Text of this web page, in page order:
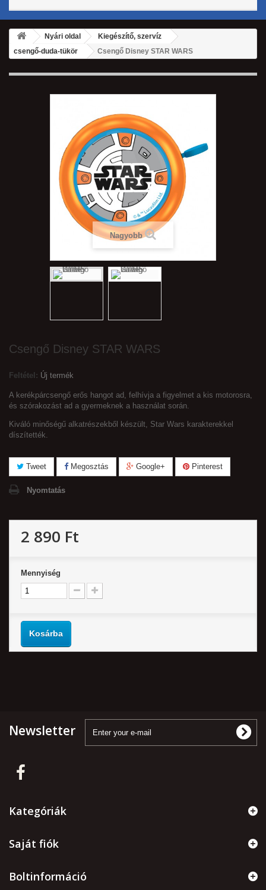
Nyári oldal
Kiegészítő, szervíz
csengő-duda-tükör
Csengő Disney STAR WARS
Nagyobb
Csengő Disney STAR WARS
Feltétel: Új termék
A kerékpárcsengő erős hangot ad, felhívja a figyelmet a kis motorosra,
és szórakozást ad a gyermeknek a használat során.
Kiváló minőségű alkatrészekből készült, Star Wars karakterekkel
díszítették.
Tweet Megosztás Google+ Pinterest
Nyomtatás
2 890 Ft‎
Mennyiség
Kosárba
Newsletter
Kategóriák
Saját fiók
Boltinformáció